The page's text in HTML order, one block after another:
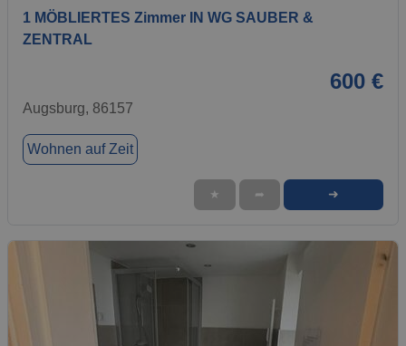
1 MÖBLIERTES Zimmer IN WG SAUBER &
ZENTRAL
600 €
Augsburg, 86157
Wohnen auf Zeit
★ ➦ ➜